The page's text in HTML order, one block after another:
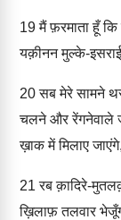
19मैं फ़रमाता हूँ
यक़ीनन मुल्के-
20सब मेरे सामने
चलने और रेंगनेवाले
ख़ाक में मिलाए
21 रब क़ादिरे-
ख़िलाफ़ तलवार